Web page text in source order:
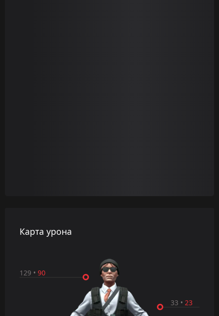
Карта урона
33 • 23
129 • 90